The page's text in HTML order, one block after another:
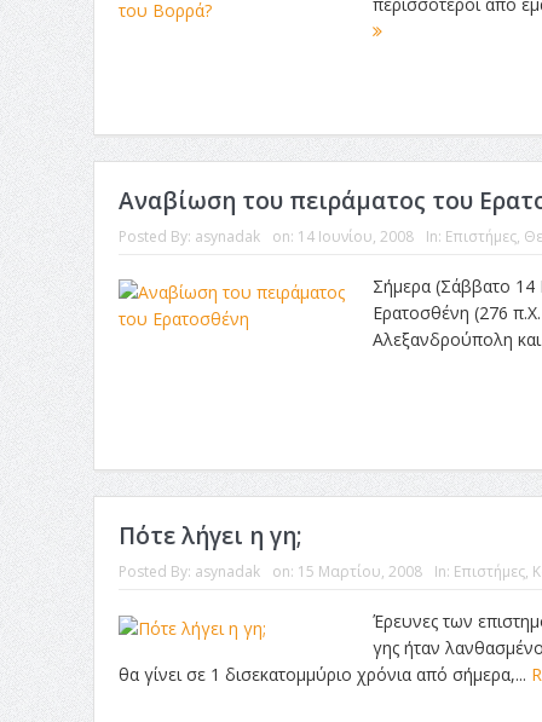
Αναβίωση του πειράματος του
Posted By: asynadak on: 14 Ιουνίου, 2008 In: Επιστήμες,
Σήμερα (Σάββατο 14
Ερατοσθένη (276
Αλεξανδρούπολη
Πότε λήγει η γη;
Posted By: asynadak on: 15 Μαρτίου, 2008 In: Επιστήμες,
Έρευνες των
γης ήταν
θα γίνει σε 1 δισεκατομμύριο χρόνια από σήμερα,...